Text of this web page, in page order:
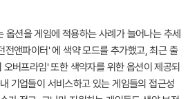
옵션을 게임에 적용하는 사례가 늘어나는 추세
앤파이터' 에 색약 모드를 추가했고, 최근 출
버프라임' 또한 색약자를 위한 옵션이 제공되
기업들이 서비스하고 있는 게임들의 접근성